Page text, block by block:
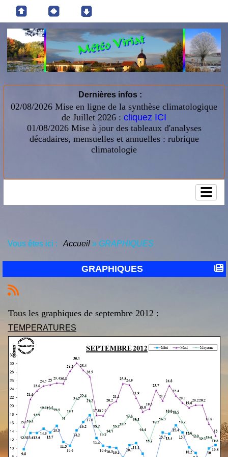
Dernières infos :
02/08/2026 Mise en ligne de la synthèse climatologique
de Juillet 2026 : cliquez ICI
01/08/2026 Mise à jour des tableaux d'analyses
décadaires, mensuelles et annuelles : rubrique
climatologie
Vous êtes ici : Accueil » GRAPHIQUES
GRAPHIQUES
Tous les graphiques de septembre 2012 :
TEMPERATURES